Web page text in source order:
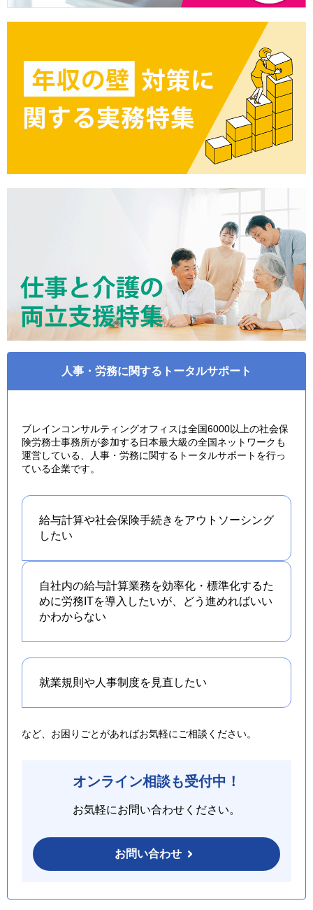
人事・労務に関するトータルサポート
ブレインコンサルティングオフィスは全国6000以上の社会保
険労務士事務所が参加する日本最大級の全国ネットワークも
運営している、人事・労務に関するトータルサポートを行っ
ている企業です。
給与計算や社会保険手続きをアウトソーシング
したい
自社内の給与計算業務を効率化・標準化するた
めに労務ITを導入したいが、どう進めればいい
かわからない
就業規則や人事制度を 見直したい
など、お困りごとがあればお気軽にご相談ください。
オンライン相談も受付中！
お気軽にお問い合わせください。
お問い合わせ